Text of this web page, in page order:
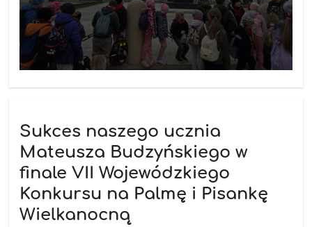
Sukces naszego ucznia
Mateusza Budzyńskiego w
finale VII Wojewódzkiego
Konkursu na Palmę i Pisankę
Wielkanocną